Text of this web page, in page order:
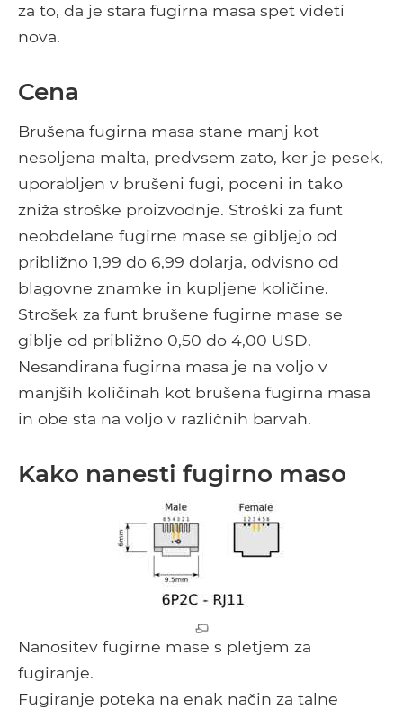
za to, da je stara fugirna masa spet videti
nova.
Cena
Brušena fugirna masa stane manj kot
nesoljena malta, predvsem zato, ker je pesek,
uporabljen v brušeni fugi, poceni in tako
zniža stroške proizvodnje. Stroški za funt
neobdelane fugirne mase se gibljejo od
približno 1,99 do 6,99 dolarja, odvisno od
blagovne znamke in kupljene količine.
Strošek za funt brušene fugirne mase se
giblje od približno 0,50 do 4,00 USD.
Nesandirana fugirna masa je na voljo v
manjših količinah kot brušena fugirna masa
in obe sta na voljo v različnih barvah.
Kako nanesti fugirno maso
Nanositev fugirne mase s pletjem za
fugiranje.
Fugiranje poteka na enak način za talne